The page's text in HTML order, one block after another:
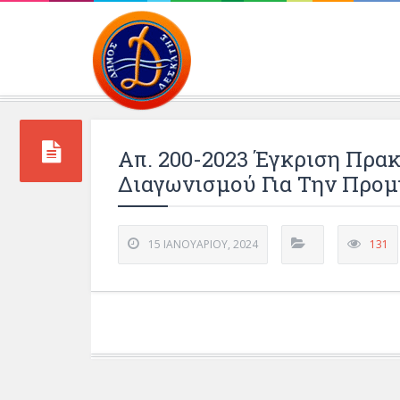
Απ. 200-2023 Έγκριση
Διαγωνισμού Για Την
15 ΙΑΝΟΥΑΡΊΟΥ, 2024 131